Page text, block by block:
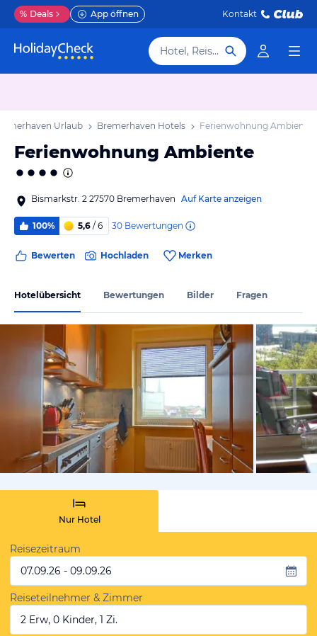
% Deals App öffnen Kontakt
Hotel, Reiseziel
Urlaub Bremerhaven Hotels Ferienwohnung Ambiente
Ferienwohnung Ambiente
Bismarkstr. 2 27570 Bremerhaven Auf Karte anzeigen
100% 5,6 / 6 30 Bewertungen
Bewerten Hochladen Merken
Hotelübersicht Bewertungen Bilder Fragen
vom
Nur Hotel
Reisezeitraum
07.09.26 - 09.09.26
Reiseteilnehmer & Zimmer
2 Erw, 0 Kinder, 1 Zi.